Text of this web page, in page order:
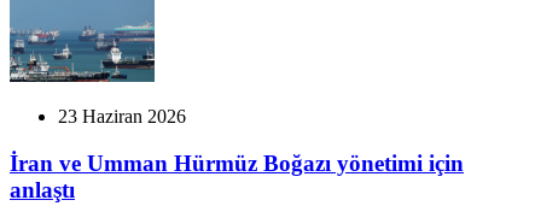
23 Haziran 2026
İran ve Umman Hürmüz Boğazı yönetimi için
anlaştı